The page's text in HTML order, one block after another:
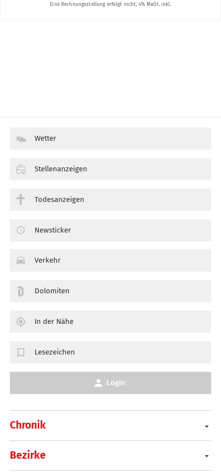
Chronik
Bezirke
Wetter
Stellenanzeigen
Todesanzeigen
Newsticker
Verkehr
Dolomiten
In der Nähe
Lesezeichen
Login